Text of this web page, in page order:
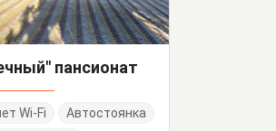
пансионат
Wi-Fi
Автостоянка